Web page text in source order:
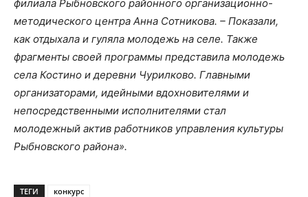
филиала Рыбновского районного организационно-
методического центра Анна Сотникова. – Показали,
как отдыхала и гуляла молодежь на селе. Также
фрагменты своей программы представила молодежь
села Костино и деревни Чурилково. Главными
организаторами, идейными вдохновителями и
непосредственными исполнителями стал
молодежный актив работников управления культуры
Рыбновского района».
ТЕГИ конкурс